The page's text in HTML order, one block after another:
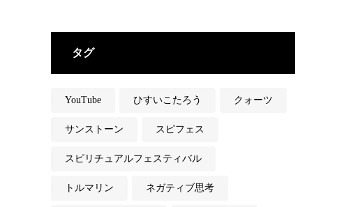
タグ
YouTube ひすいこたろう クォーツ
サンストーン スピフェス
スピリチュアルフェスティバル
トルマリン ネガティブ思考